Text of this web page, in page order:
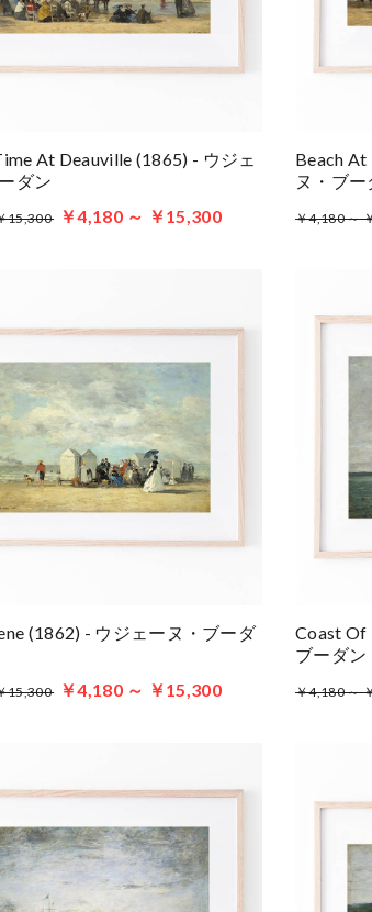
At Deauville (1865) - ウジェ
ダン
15,300 ￥4,180 ～ ￥15,300
Beach
ヌ・ブー
￥4,180 ～
(1862) - ウジェーヌ・ブーダ
15,300 ￥4,180 ～ ￥15,300
Coast Of
ブーダン
￥4,180 ～